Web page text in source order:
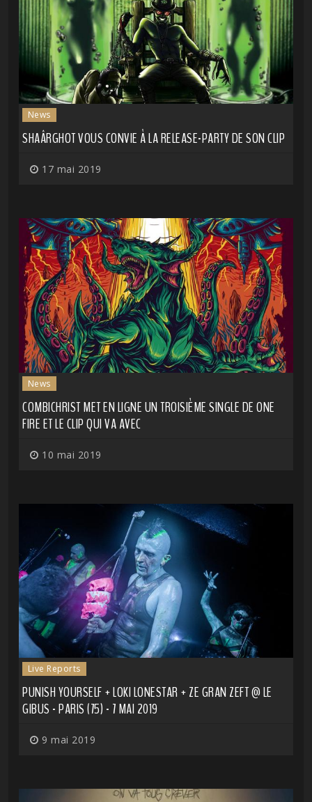
News
SHAÂRGHOT VOUS CONVIE À LA RELEASE-PARTY DE SON CLIP
17 mai 2019
News
COMBICHRIST MET EN LIGNE UN TROISIÈME SINGLE DE ONE
FIRE ET LE CLIP QUI VA AVEC
10 mai 2019
Live Reports
PUNISH YOURSELF + LOKI LONESTAR + ZE GRAN ZEFT @ LE
GIBUS - PARIS (75) - 7 MAI 2019
9 mai 2019